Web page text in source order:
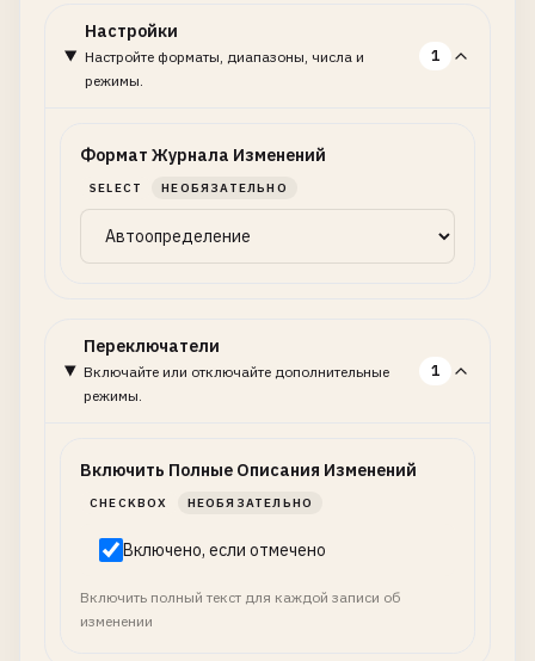
Настройки
Настройте форматы, диапазоны, числа и
режимы.
1
Формат Журнала Изменений
SELECT НЕОБЯЗАТЕЛЬНО
Переключатели
Включайте или отключайте дополнительные
режимы.
1
Включить Полные Описания Изменений
CHECKBOX НЕОБЯЗАТЕЛЬНО
Включено, если отмечено
Включить полный текст для каждой записи об
изменении